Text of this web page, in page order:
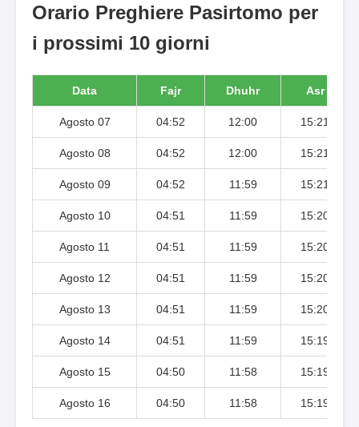
Orario Preghiere Pasirtomo per
i prossimi 10 giorni
Data Fajr Dhuhr Asr
Agosto 07 04:52 12:00 15:21
Agosto 08 04:52 12:00 15:21
Agosto 09 04:52 11:59 15:21
Agosto 10 04:51 11:59 15:20
Agosto 11 04:51 11:59 15:20
Agosto 12 04:51 11:59 15:20
Agosto 13 04:51 11:59 15:20
Agosto 14 04:51 11:59 15:19
Agosto 15 04:50 11:58 15:19
Agosto 16 04:50 11:58 15:19